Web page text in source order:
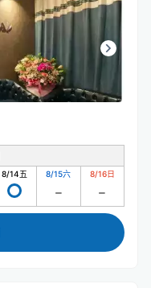
8/14五 8/15六 8/16日